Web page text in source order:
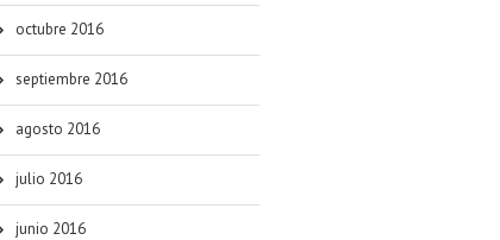
octubre 2016
septiembre 2016
agosto 2016
julio 2016
junio 2016